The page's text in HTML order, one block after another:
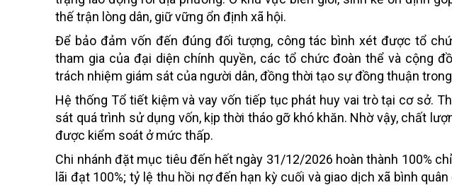
thế trận lòng dân, giữ vững ổn định xã hội.
Để bảo đảm vốn đến đúng đối tượng, công tác bình xét được tổ
tham gia của đại diện chính quyền, các tổ chức đoàn thể và cộng
trách nhiệm giám sát của người dân, đồng thời tạo sự đồng thuận
Hệ thống Tổ tiết kiệm và vay vốn tiếp tục phát huy vai trò tại cơ sở.
sát quá trình sử dụng vốn, kịp thời tháo gỡ khó khăn. Nhờ vậy, chất
được kiểm soát ở mức thấp.
Chi nhánh đặt mục tiêu đến hết ngày 31/12/2026 hoàn thành 100%
lãi đạt 100%; tỷ lệ thu hồi nợ đến hạn kỳ cuối và giao dịch xã bình